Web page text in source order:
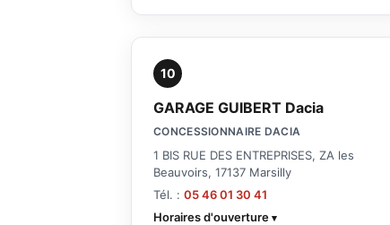
10
GARAGE GUIBERT Dacia
CONCESSIONNAIRE DACIA
1 BIS RUE DES ENTREPRISES, ZA les
Beauvoirs, 17137 Marsilly
Tél. : 05 46 01 30 41
Horaires d'ouverture